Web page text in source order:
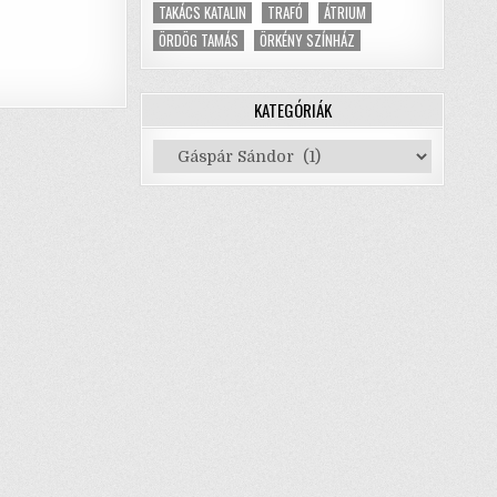
TAKÁCS KATALIN
TRAFÓ
ÁTRIUM
ÖRDÖG TAMÁS
ÖRKÉNY SZÍNHÁZ
KATEGÓRIÁK
Kategóriák